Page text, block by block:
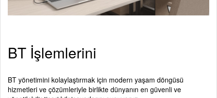
BT İşlemlerini
BT yönetimini kolaylaştırmak için modern yaşam döngüsü
hizmetleri ve çözümleriyle birlikte dünyanın en güvenli ve